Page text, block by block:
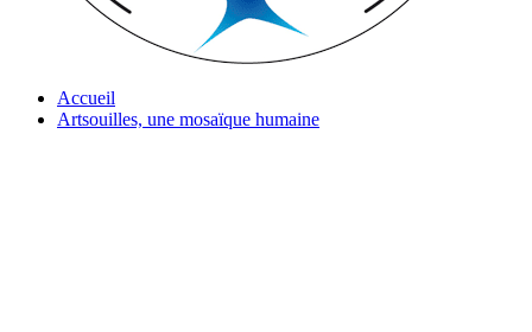
Accueil
Artsouilles, une mosaïque humaine